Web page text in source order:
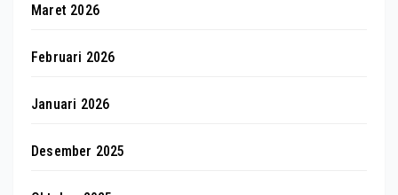
Maret 2026
Februari 2026
Januari 2026
Desember 2025